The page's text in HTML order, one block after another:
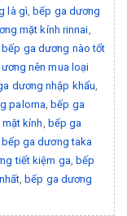
là gì, bếp ga dương
mặt kính rinnai,
bếp ga dương nào tốt
nên mua loại
dương nhập khẩu,
paloma, bếp ga
kính, bếp ga
bếp ga dương taka
tiết kiệm ga, bếp
, bếp ga dương